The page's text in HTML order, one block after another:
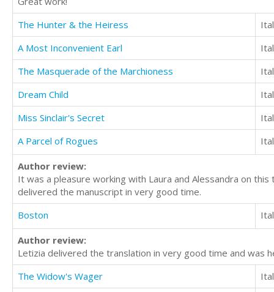
The Hunter & the Heiress
A Most Inconvenient Earl
The Masquerade of the Marchioness
Dream Child
Miss Sinclair's Secret
A Parcel of Rogues
Author review:
It was a pleasure working with Laura and Alessandra on
delivered the manuscript in very good time.
Boston
Author review:
Letizia delivered the translation in very good time and was
The Widow's Wager